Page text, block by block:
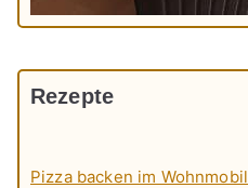
Rezepte
Pizza backen im Wohnmobil